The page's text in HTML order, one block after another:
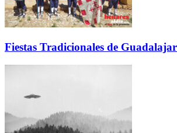
Fiestas Tradicionales de